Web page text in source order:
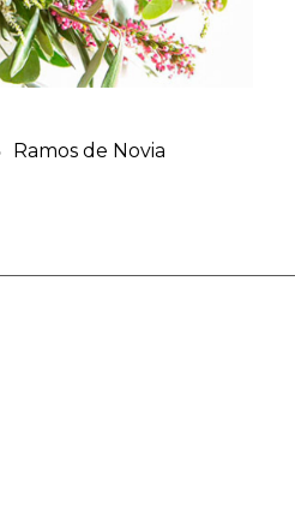
Ramos de Novia